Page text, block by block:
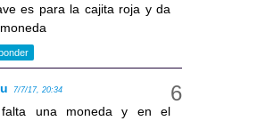
es para la cajita roja y da
7/7/17, 20:34
una moneda y en el